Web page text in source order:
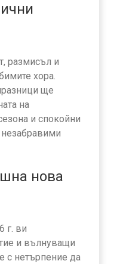
размисъл и
хора.
ще
на
и спокойни
нова
г. ви
и вълнуващи
с нетърпение да